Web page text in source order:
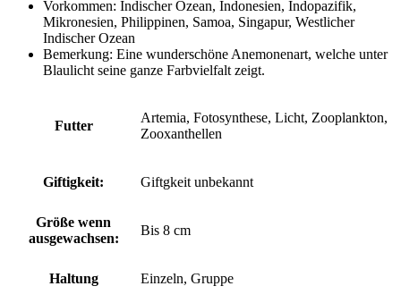
Vorkommen: Indischer Ozean, Indonesien, Indopazifik,
Mikronesien, Philippinen, Samoa, Singapur, Westlicher
Indischer Ozean
Bemerkung: Eine wunderschöne Anemonenart, welche unter
Blaulicht seine ganze Farbvielfalt zeigt.
Futter
Artemia, Fotosynthese, Licht, Zooplankton,
Zooxanthellen
Giftigkeit: Giftgkeit unbekannt
Größe wenn
ausgewachsen:
Bis 8 cm
Haltung Einzeln, Gruppe